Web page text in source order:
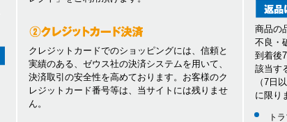
クレジットカードでのショッピングには、信頼と
実績のある、ゼウス社の決済システムを用いて、
決済取引の安全性を高めております。お客様のク
レジットカード番号等は、当サイトには残りませ
ん。
商品の
不良・
到着後
該当す
（7日
に限り
ト